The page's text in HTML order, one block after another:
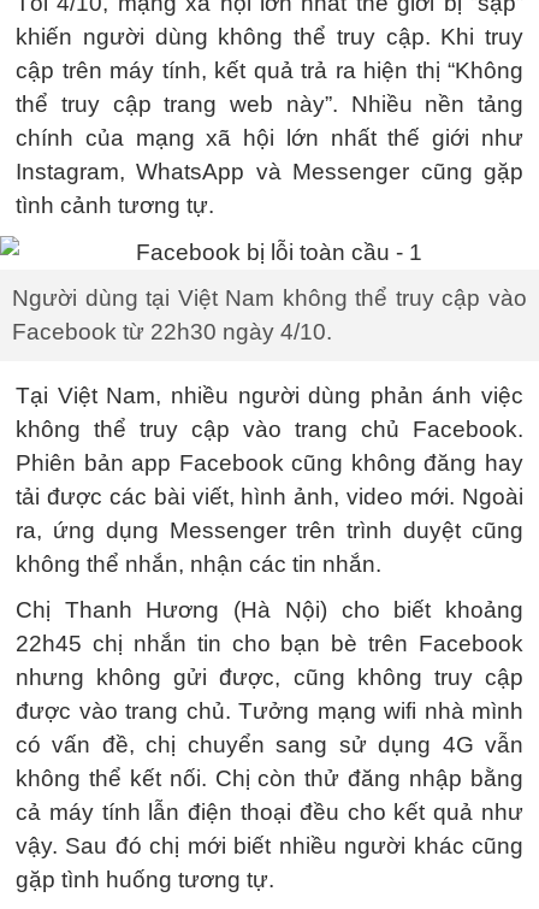
khiến người dùng không thể truy cập. Khi truy
cập trên máy tính, kết quả trả ra hiện thị “Không
thể truy cập trang web này”. Nhiều nền tảng
chính của mạng xã hội lớn nhất thế giới như
Instagram, WhatsApp và Messenger cũng gặp
tình cảnh tương tự.
Người dùng tại Việt Nam không thể truy cập vào
Facebook từ 22h30 ngày 4/10.
Tại Việt Nam, nhiều người dùng phản ánh việc
không thể truy cập vào trang chủ Facebook.
Phiên bản app Facebook cũng không đăng hay
tải được các bài viết, hình ảnh, video mới. Ngoài
ra, ứng dụng Messenger trên trình duyệt cũng
không thể nhắn, nhận các tin nhắn.
Chị Thanh Hương (Hà Nội) cho biết khoảng
22h45 chị nhắn tin cho bạn bè trên Facebook
nhưng không gửi được, cũng không truy cập
được vào trang chủ. Tưởng mạng wifi nhà mình
có vấn đề, chị chuyển sang sử dụng 4G vẫn
không thể kết nối. Chị còn thử đăng nhập bằng
cả máy tính lẫn điện thoại đều cho kết quả như
vậy. Sau đó chị mới biết nhiều người khác cũng
gặp tình huống tương tự.